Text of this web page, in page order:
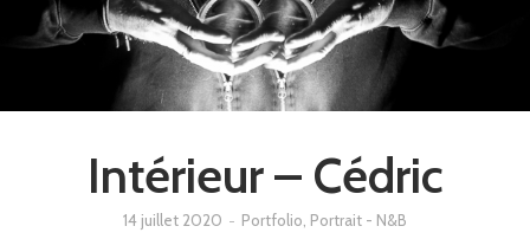
Intérieur – Cédric
14 juillet 2020 - Portfolio, Portrait - N&B